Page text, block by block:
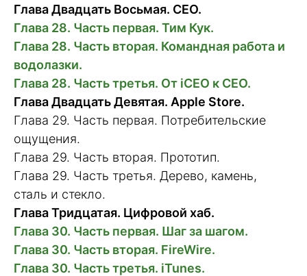
Глава Двадцать Восьмая. CEO.
Глава 28. Часть первая. Тим Кук.
Глава 28. Часть вторая. Командная работа и
водолазки.
Глава 28. Часть третья. От iCEO к CEO.
Глава Двадцать Девятая. Apple Store.
Глава 29. Часть первая. Потребительские
ощущения.
Глава 29. Часть вторая. Прототип.
Глава 29. Часть третья. Дерево, камень,
сталь и стекло.
Глава Тридцатая. Цифровой хаб.
Глава 30. Часть первая. Шаг за шагом.
Глава 30. Часть вторая. FireWire.
Глава 30. Часть третья. iTunes.